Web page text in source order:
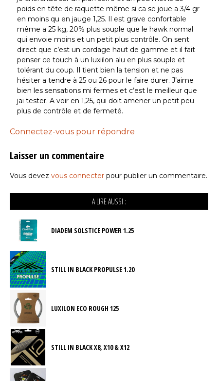
poids en tête de raquette même si ca se joue a 3/4 gr
en moins qu en jauge 1,25. Il est grave confortable
même a 25 kg, 20% plus souple que le hawk normal
qui envoie moins et un petit plus contrôle. On sent
direct que c’est un cordage haut de gamme et il fait
penser ce touch à un luxiilon alu en plus souple et
tolérant du coup. Il tient bien la tension et ne pas
hésiter a tendre à 25 ou 26 pour le faire durer. J’aime
bien les sensations mi fermes et c’est le meilleur que
jai tester. A voir en 1,25, qui doit amener un petit peu
plus de contrôle et de fermeté.
Connectez-vous pour répondre
Laisser un commentaire
Vous devez vous connecter pour publier un commentaire.
A LIRE AUSSI :
DIADEM SOLSTICE POWER 1.25
STILL IN BLACK PROPULSE 1.20
LUXILON ECO ROUGH 125
STILL IN BLACK X8, X10 & X12